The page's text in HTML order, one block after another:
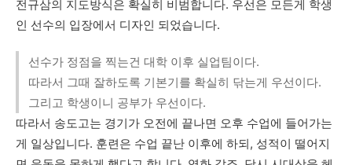
전규삼의 지도방식은 확실히 비범합니다. 우선은 모든게 학생
인 선수의 입장에서 디자인 되었습니다.
선수가 정점을 찍는건 대학 이후 실업팀이다.
따라서 그때 잘하도록 기본기를 확실히 닦는게 우선이다.
그리고 학생이니 공부가 우선이다.
따라서 송도고는 경기가 오전에 끝나면 오후 수업에 들어가는
게 일상입니다. 훈련은 수업 끝난 이후에 하되, 성적이 떨어지